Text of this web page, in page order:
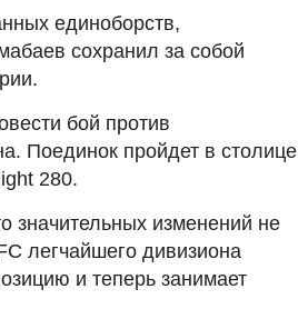
единоборств,
сохранил за собой
бой против
Поединок пройдет в столице
280.
значительных изменений не
легчайшего дивизиона
и теперь занимает